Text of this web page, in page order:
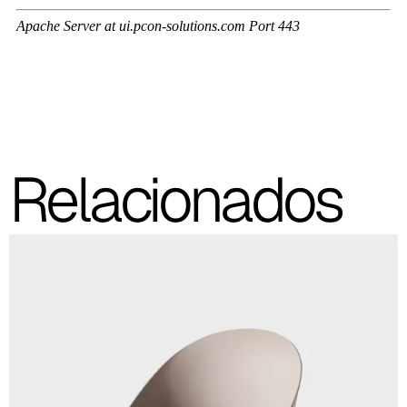
consultar siempre la carpeta con las muestras reales.
Planet (Cat. A - Polipiel)
A 35F
Relacionados